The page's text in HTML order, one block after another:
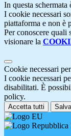
In questa
I cookie necessari
piattaforma e non è
Per conoscere quali
visionare la
Cookie necessari
I cookie necessari
disabilitati. È
policy.
Accetta tutti